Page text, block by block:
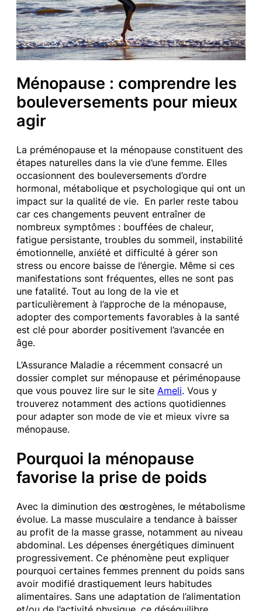
Ménopause : comprendre les
bouleversements pour mieux
agir
La préménopause et la ménopause constituent des
étapes naturelles dans la vie d’une femme. Elles
occasionnent des bouleversements d’ordre
hormonal, métabolique et psychologique qui ont un
impact sur la qualité de vie. En parler reste tabou
car ces changements peuvent entraîner de
nombreux symptômes : bouffées de chaleur,
fatigue persistante, troubles du sommeil, instabilité
émotionnelle, anxiété et difficulté à gérer son
stress ou encore baisse de l’énergie. Même si ces
manifestations sont fréquentes, elles ne sont pas
une fatalité. Tout au long de la vie et
particulièrement à l’approche de la ménopause,
adopter des comportements favorables à la santé
est clé pour aborder positivement l’avancée en
âge.
L’Assurance Maladie a récemment consacré un
dossier complet sur ménopause et périménopause
que vous pouvez lire sur le site Ameli. Vous y
trouverez notamment des actions quotidiennes
pour adapter son mode de vie et mieux vivre sa
ménopause.
Pourquoi la ménopause
favorise la prise de poids
Avec la diminution des œstrogènes, le métabolisme
évolue. La masse musculaire a tendance à baisser
au profit de la masse grasse, notamment au niveau
abdominal. Les dépenses énergétiques diminuent
progressivement. Ce phénomène peut expliquer
pourquoi certaines femmes prennent du poids sans
avoir modifié drastiquement leurs habitudes
alimentaires. Sans une adaptation de l’alimentation